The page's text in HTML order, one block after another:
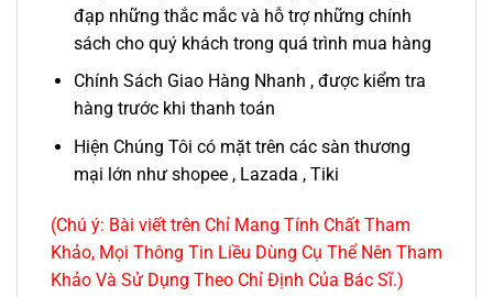
đạp những thắc mắc và hỗ trợ những chính
sách cho quý khách trong quá trình mua hàng
Chính Sách Giao Hàng Nhanh , được kiểm tra
hàng trước khi thanh toán
Hiện Chúng Tôi có mặt trên các sàn thương
mại lớn như shopee , Lazada , Tiki
(Chú ý: Bài viết trên Chỉ Mang Tính Chất Tham
Khảo, Mọi Thông Tin Liều Dùng Cụ Thể Nên Tham
Khảo Và Sử Dụng Theo Chỉ Định Của Bác Sĩ.)